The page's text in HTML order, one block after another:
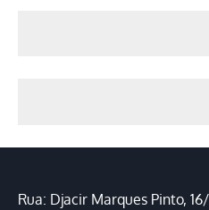
Rua: Djacir Marques Pinto,